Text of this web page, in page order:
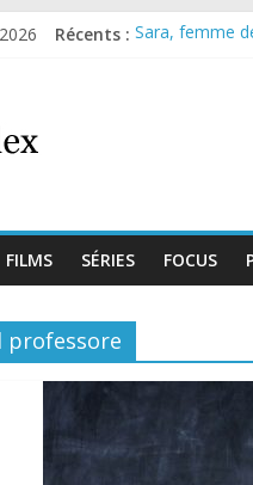
Récents : Sara, femme
FILMS SÉRIES FOCUS
professore